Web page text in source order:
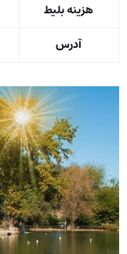
هزینه بلیط
آدرس